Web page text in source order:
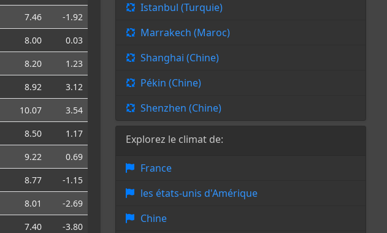
7.46
-1.92
8.00
0.03
8.20
1.23
8.92
3.12
10.07
3.54
8.50
1.17
9.22
0.69
8.77
-1.15
8.01
-2.69
7.40
-3.80
Istanbul (Turquie)
Marrakech (Maroc)
Shanghai (Chine)
Pékin (Chine)
Shenzhen (Chine)
Explorez le climat de:
France
les états-unis d'Amérique
Chine